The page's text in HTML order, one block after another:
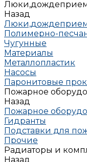
Назад
Полимерно-
Чугунные
Материалы
Металлопластик
Насосы
Паронитовые
Пожарное
Назад
Пожарное
Гидранты
Подставки для
Прочие
Радиаторы и
Назад